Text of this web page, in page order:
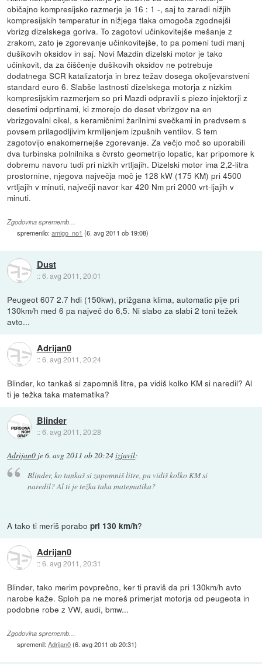
običajno kompresijsko razmerje je 16 : 1 -, saj to zaradi nižjih
kompresijskih temperatur in nižjega tlaka omogoča zgodnejši
vbrizg dizelskega goriva. To zagotovi učinkovitejše mešanje z
zrakom, zato je zgorevanje učinkovitejše, to pa pomeni tudi manj
dušikovih oksidov in saj. Novi Mazdin dizelski motor je tako
učinkovit, da za čiščenje dušikovih oksidov ne potrebuje
dodatnega SCR katalizatorja in brez težav dosega okoljevarstveni
standard euro 6. Slabše lastnosti dizelskega motorja z nizkim
kompresijskim razmerjem so pri Mazdi odpravili s piezo injektorji z
desetimi odprtinami, ki zmorejo do deset vbrizgov na en
vbrizgovalni cikel, s keramičnimi žarilnimi svečkami in predvsem s
povsem prilagodljivim krmiljenjem izpušnih ventilov. S tem
zagotovijo enakomernejše zgorevanje. Za večjo moč so uporabili
dva turbinska polnilnika s čvrsto geometrijo lopatic, kar pripomore k
dobremu navoru tudi pri nizkih vrtljajih. Dizelski motor ima 2,2-litra
prostornine, njegova največja moč je 128 kW (175 KM) pri 4500
vrtljajih v minuti, največji navor kar 420 Nm pri 2000 vrt-ljajih v
minuti.
Zgodovina sprememb…
spremenilo:amigo_no1 (6. avg 2011 ob 19:08)
Dust
::6. avg 2011, 20:01
Peugeot 607 2.7 hdi (150kw), prižgana klima, automatic pije pri
130km/h med 6 pa največ do 6,5. Ni slabo za slabi 2 toni težek
avto...
Adrijan0
::6. avg 2011, 20:24
Blinder, ko tankaš si zapomniš litre, pa vidiš kolko KM si naredil? Al
ti je težka taka matematika?
Blinder
::6. avg 2011, 20:28
Adrijan0 je6. avg 2011 ob 20:24izjavil:
Blinder, ko tankaš si zapomniš litre, pa vidiš kolko KM si
naredil? Al ti je težka taka matematika?
A tako ti meriš porabopri 130 km/h?
Adrijan0
::6. avg 2011, 20:31
Blinder, tako merim povprečno, ker ti praviš da pri 130km/h avto
narobe kaže. Sploh pa ne moreš primerjat motorja od peugeota in
podobne robe z VW, audi, bmw...
Zgodovina sprememb…
spremenil:Adrijan0(6. avg 2011 ob 20:31)